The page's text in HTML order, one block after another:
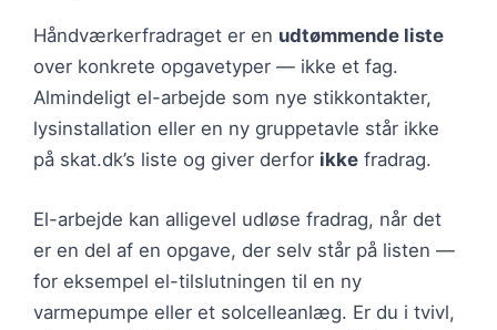
Håndværkerfradraget er en udtømmende liste
over konkrete opgavetyper — ikke et fag.
Almindeligt el-arbejde som nye stikkontakter,
lysinstallation eller en ny gruppetavle står ikke
på skat.dk’s liste og giver derfor ikke fradrag.
El-arbejde kan alligevel udløse fradrag, når det
er en del af en opgave, der selv står på listen —
for eksempel el-tilslutningen til en ny
varmepumpe eller et solcelleanlæg. Er du i tvivl,